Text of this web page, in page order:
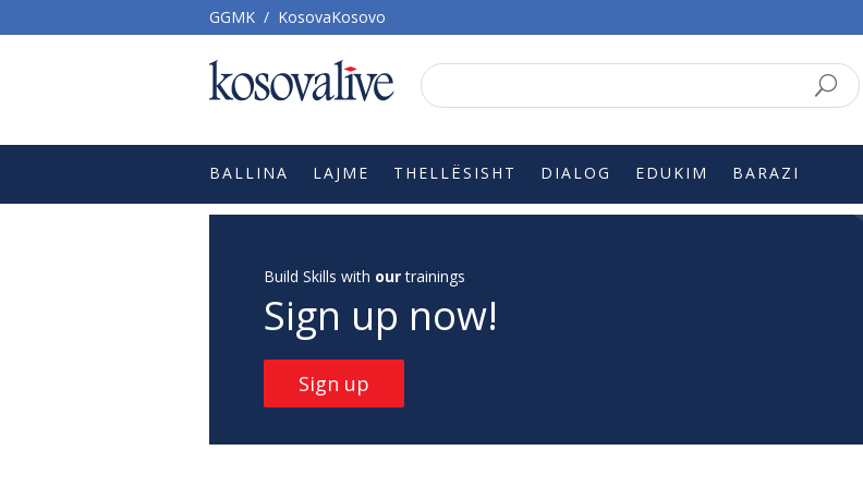
GGMK / KosovaKosovo
BALLINA LAJME THELLËSISHT DIALOG EDUKIM BARAZI
Build Skills with ourtrainings
Sign up now!
Sign up